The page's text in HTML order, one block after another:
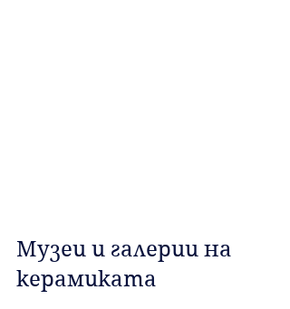
Музеи и галерии на
керамиката